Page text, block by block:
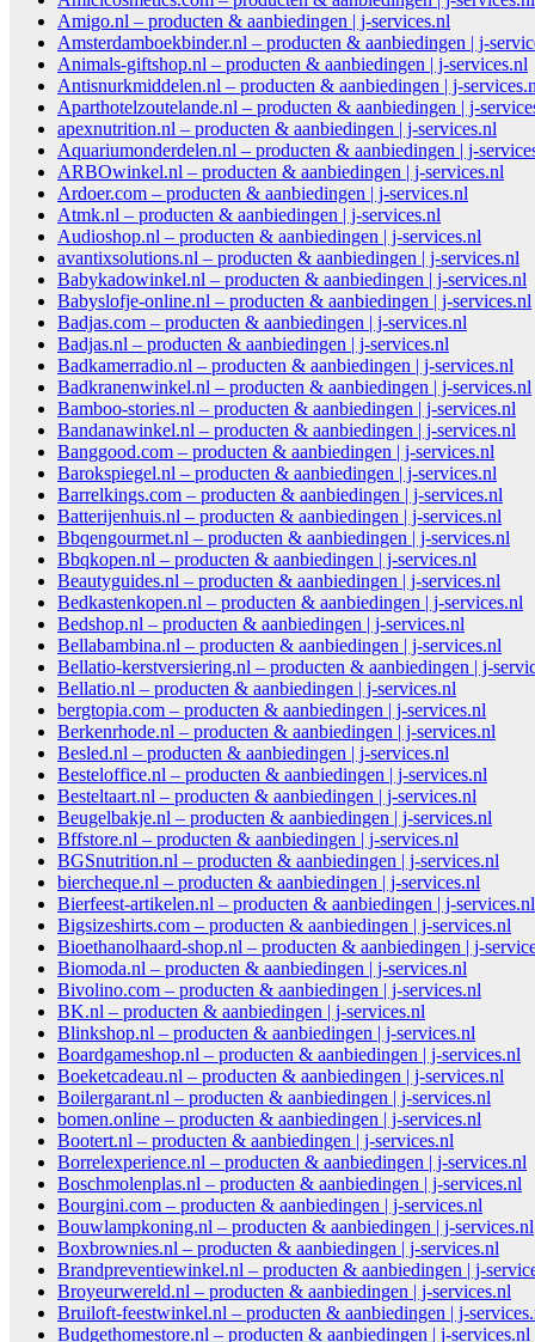
Amigo.nl – producten & aanbiedingen | j-services.nl
Amsterdamboekbinder.nl – producten & aanbiedingen | j-
Animals-giftshop.nl – producten & aanbiedingen | j-services.nl
Antisnurkmiddelen.nl – producten & aanbiedingen | j-
Aparthotelzoutelande.nl – producten & aanbiedingen | j-
apexnutrition.nl – producten & aanbiedingen | j-services.nl
Aquariumonderdelen.nl – producten & aanbiedingen | j-
ARBOwinkel.nl – producten & aanbiedingen | j-services.nl
Ardoer.com – producten & aanbiedingen | j-services.nl
Atmk.nl – producten & aanbiedingen | j-services.nl
Audioshop.nl – producten & aanbiedingen | j-services.nl
avantixsolutions.nl – producten & aanbiedingen | j-services.nl
Babykadowinkel.nl – producten & aanbiedingen | j-services.nl
Babyslofje-online.nl – producten & aanbiedingen | j-services.nl
Badjas.com – producten & aanbiedingen | j-services.nl
Badjas.nl – producten & aanbiedingen | j-services.nl
Badkamerradio.nl – producten & aanbiedingen | j-services.nl
Badkranenwinkel.nl – producten & aanbiedingen | j-services.nl
Bamboo-stories.nl – producten & aanbiedingen | j-services.nl
Bandanawinkel.nl – producten & aanbiedingen | j-services.nl
Banggood.com – producten & aanbiedingen | j-services.nl
Barokspiegel.nl – producten & aanbiedingen | j-services.nl
Barrelkings.com – producten & aanbiedingen | j-services.nl
Batterijenhuis.nl – producten & aanbiedingen | j-services.nl
Bbqengourmet.nl – producten & aanbiedingen | j-services.nl
Bbqkopen.nl – producten & aanbiedingen | j-services.nl
Beautyguides.nl – producten & aanbiedingen | j-services.nl
Bedkastenkopen.nl – producten & aanbiedingen | j-services.nl
Bedshop.nl – producten & aanbiedingen | j-services.nl
Bellabambina.nl – producten & aanbiedingen | j-services.nl
Bellatio-kerstversiering.nl – producten & aanbiedingen | j-
Bellatio.nl – producten & aanbiedingen | j-services.nl
bergtopia.com – producten & aanbiedingen | j-services.nl
Berkenrhode.nl – producten & aanbiedingen | j-services.nl
Besled.nl – producten & aanbiedingen | j-services.nl
Besteloffice.nl – producten & aanbiedingen | j-services.nl
Besteltaart.nl – producten & aanbiedingen | j-services.nl
Beugelbakje.nl – producten & aanbiedingen | j-services.nl
Bffstore.nl – producten & aanbiedingen | j-services.nl
BGSnutrition.nl – producten & aanbiedingen | j-services.nl
biercheque.nl – producten & aanbiedingen | j-services.nl
Bierfeest-artikelen.nl – producten & aanbiedingen | j-services.nl
Bigsizeshirts.com – producten & aanbiedingen | j-services.nl
Bioethanolhaard-shop.nl – producten & aanbiedingen | j-
Biomoda.nl – producten & aanbiedingen | j-services.nl
Bivolino.com – producten & aanbiedingen | j-services.nl
BK.nl – producten & aanbiedingen | j-services.nl
Blinkshop.nl – producten & aanbiedingen | j-services.nl
Boardgameshop.nl – producten & aanbiedingen | j-services.nl
Boeketcadeau.nl – producten & aanbiedingen | j-services.nl
Boilergarant.nl – producten & aanbiedingen | j-services.nl
bomen.online – producten & aanbiedingen | j-services.nl
Bootert.nl – producten & aanbiedingen | j-services.nl
Borrelexperience.nl – producten & aanbiedingen | j-services.nl
Boschmolenplas.nl – producten & aanbiedingen | j-services.nl
Bourgini.com – producten & aanbiedingen | j-services.nl
Bouwlampkoning.nl – producten & aanbiedingen | j-services.nl
Boxbrownies.nl – producten & aanbiedingen | j-services.nl
Brandpreventiewinkel.nl – producten & aanbiedingen | j-
Broyeurwereld.nl – producten & aanbiedingen | j-services.nl
Bruiloft-feestwinkel.nl – producten & aanbiedingen | j-
Budgethomestore.nl – producten & aanbiedingen | j-services.nl